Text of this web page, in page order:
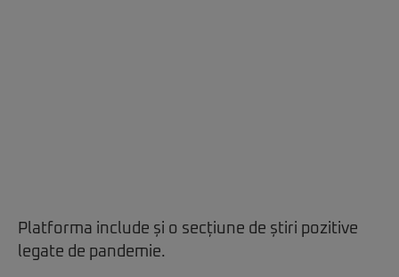
Platforma include și o secțiune de știri pozitive
legate de pandemie.